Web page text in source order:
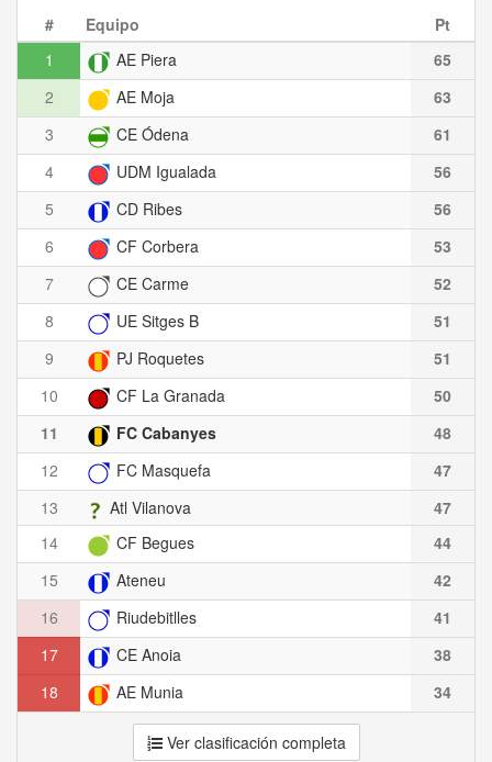
#
Equipo
Pt
1
AE Piera
65
2
AE Moja
63
3
CE Ódena
61
4
UDM Igualada
56
5
CD Ribes
56
6
CF Corbera
53
7
CE Carme
52
8
UE Sitges B
51
9
PJ Roquetes
51
10
CF La Granada
50
11
FC Cabanyes
48
12
FC Masquefa
47
13
Atl Vilanova
47
14
CF Begues
44
15
Ateneu
42
16
Riudebitlles
41
17
CE Anoia
38
18
AE Munia 34
Ver clasificación completa